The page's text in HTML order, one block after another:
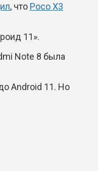
, что Poco X3
11».
Note 8 была
Android 11. Но